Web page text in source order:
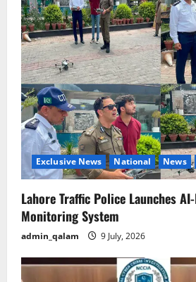
Exclusive News National News
Lahore Traffic Police Launches
Monitoring System
admin_qalam 9 July, 2026